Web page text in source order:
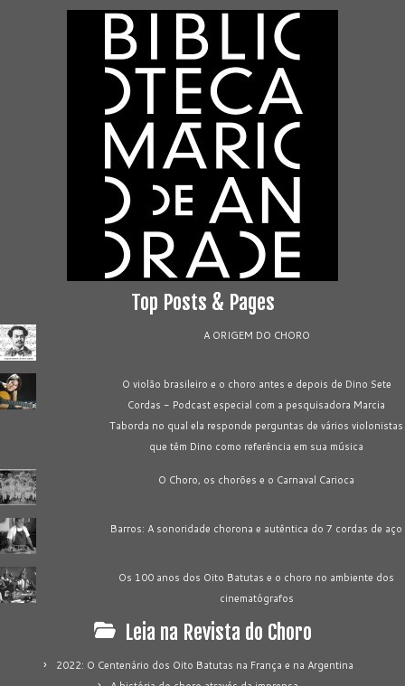
Top Posts & Pages
A ORIGEM DO CHORO
O violão brasileiro e o choro antes e depois de Dino Sete
Cordas - Podcast especial com a pesquisadora Marcia
Taborda no qual ela responde perguntas de vários violonistas
que têm Dino como referência em sua música
O Choro, os chorões e o Carnaval Carioca
Barros: A sonoridade chorona e autêntica do 7 cordas de aço
Os 100 anos dos Oito Batutas e o choro no ambiente dos
cinematógrafos
Leia na Revista do Choro
2022: O Centenário dos Oito Batutas na França e na Argentina